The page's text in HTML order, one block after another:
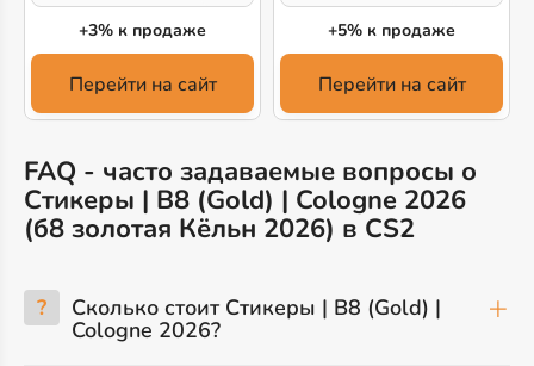
+3% к продаже
Перейти на сайт
+5% к продаже
Перейти на сайт
FAQ - часто задаваемые вопросы о
Стикеры | B8 (Gold) | Cologne 2026
(б8 золотая Кёльн 2026) в CS2
? Сколько стоит Стикеры | B8 (Gold) |
Cologne 2026?